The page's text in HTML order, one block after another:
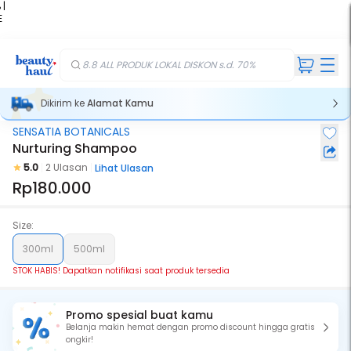
|
8.8 ALL PRODUK LOKAL DISKON s.d. 70%
Dikirim keAlamat Kamu
Stok Habis
SENSATIA BOTANICALS
Nurturing Shampoo
5.0 2 Ulasan Lihat Ulasan
Rp180.000
Size:
300ml
500ml
STOK HABIS! Dapatkan notifikasi saat produk tersedia
Promo spesial buat kamu
Belanja makin hemat dengan promo discount hingga gratis
ongkir!